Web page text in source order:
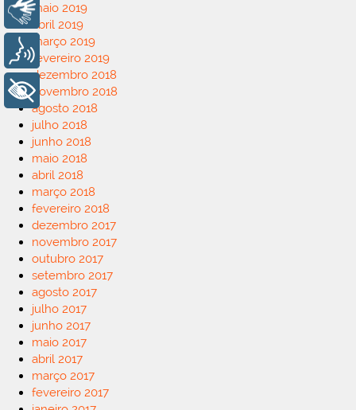
maio 2019
abril 2019
março 2019
fevereiro 2019
dezembro 2018
novembro 2018
agosto 2018
julho 2018
junho 2018
maio 2018
abril 2018
março 2018
fevereiro 2018
dezembro 2017
novembro 2017
outubro 2017
setembro 2017
agosto 2017
julho 2017
junho 2017
maio 2017
abril 2017
março 2017
fevereiro 2017
Libras
Voz
+ Acessibilidade